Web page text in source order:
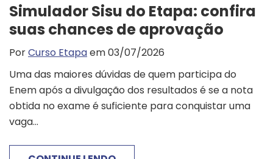
Simulador Sisu do Etapa: confira
suas chances de aprovação
PorCurso Etapaem 03/07/2026
Uma das maiores dúvidas de quem participa do
Enem após a divulgação dos resultados é se a nota
obtida no exame é suficiente para conquistar uma
vaga...